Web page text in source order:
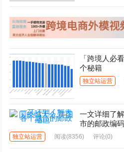
「跨境人必
个秘籍
独立站运营
一文详细了
市的邮政编码
独立站运营 阅读(8356) 评论(0)